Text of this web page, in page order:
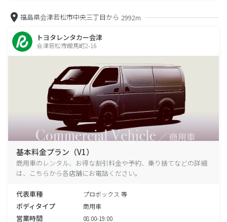
福島県会津若松市中央三丁目から 2992m
トヨタレンタカー会津
会津若松市館馬町2-16
基本料金プラン（V1）
商用車のレンタル、お得な割引料金や予約、乗り捨てなどの詳細
は、こちらから各店舗にお電話ください。
代表車種 プロボックス 等
ボディタイプ 商用車
営業時間 08:00-19:00